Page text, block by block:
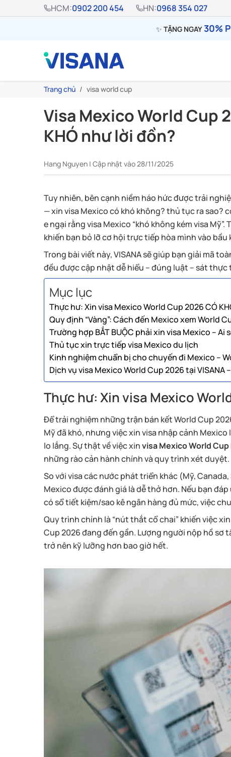
HCM:0902 200 454 HN:0968 354 027
✨ TẶNG NGAY30%
Trang chủ visa world cup
Visa Mexico World Cup
KHÓ như lời đồn?
Hang Nguyen | Cập nhật vào 28/11/2025
Tuy nhiên, bên cạnh niềm háo hức được trải
— xin visa Mexico có khó không? thủ tục ra sao?
e ngại rằng visa Mexico “khó không kém visa
khiến bạn bỏ lỡ cơ hội trực tiếp hòa mình vào
Trong bài viết này, VISANA sẽ giúp bạn giải mã
đều được cập nhật dễ hiểu – đúng luật – sát
Mục lục
Thực hư: Xin visa Mexico World Cup 2026 CÓ
Quy định “Vàng”: Cách đến Mexico xem World
Trường hợp BẮT BUỘC phải xin visa Mexico – Ai
Thủ tục xin trực tiếp visa Mexico du lịch
Kinh nghiệm chuẩn bị cho chuyến đi Mexico –
Dịch vụ visa Mexico World Cup 2026 tại VISANA
Thực hư: Xin visa Mexico
Để trải nghiệm những trận bán kết World Cup
Mỹ đã khó, nhưng việc xin visa nhập cảnh
lo lắng. Sự thật về việc xinvisa Mexico World Cup
những rào cản hành chính và quy trình xét duyệt.
So với visa các nước phát triển khác (Mỹ,
Mexico được đánh giá là dễ thở hơn. Nếu bạn
có sổ tiết kiệm/sao kê ngân hàng đủ mức, việc
Quy trình chính là “nút thắt cổ chai” khiến việc
Cup 2026 đang đến gần. Lượng người nộp hồ
trở nên kỹ lưỡng hơn bao giờ hết.